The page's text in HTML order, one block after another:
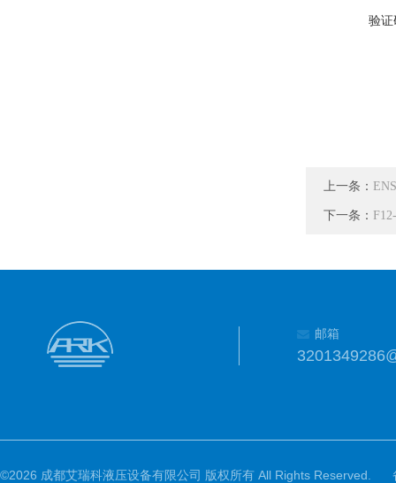
验
上一条：
下一条：
邮箱
©2026 成都艾瑞科液压设备有限公司 版权所有 All Rights Reserved.